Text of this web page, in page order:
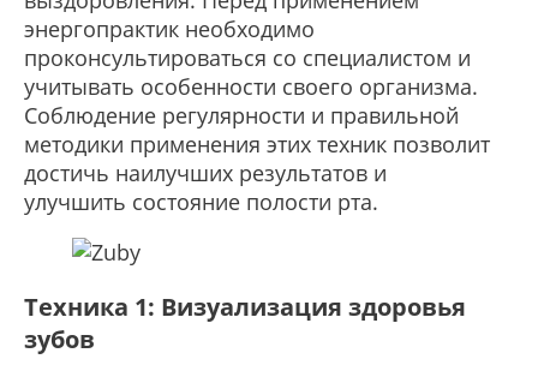
энергопрактик необходимо
проконсультироваться со специалистом и
учитывать особенности своего организма.
Соблюдение регулярности и правильной
методики применения этих техник позволит
достичь наилучших результатов и
улучшить состояние полости рта.
Техника 1: Визуализация здоровья
зубов